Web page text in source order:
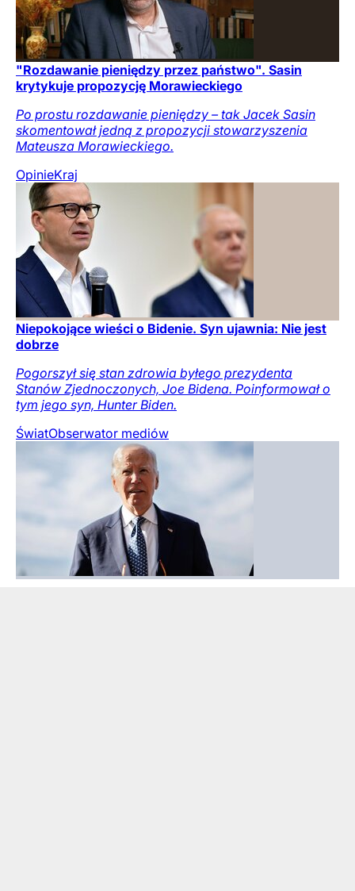
"Rozdawanie pieniędzy przez państwo". Sasin
krytykuje propozycję Morawieckiego
Po prostu rozdawanie pieniędzy – tak Jacek Sasin
skomentował jedną z propozycji stowarzyszenia
Mateusza Morawieckiego.
OpinieKraj
Niepokojące wieści o Bidenie. Syn ujawnia: Nie jest
dobrze
Pogorszył się stan zdrowia byłego prezydenta
Stanów Zjednoczonych, Joe Bidena. Poinformował o
tym jego syn, Hunter Biden.
ŚwiatObserwator mediów